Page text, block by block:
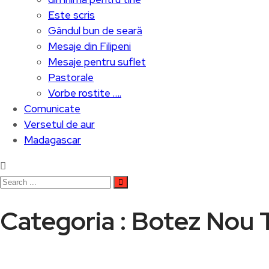
Este scris
Gândul bun de seară
Mesaje din Filipeni
Mesaje pentru suflet
Pastorale
Vorbe rostite ….
Comunicate
Versetul de aur
Madagascar
Categoria : Botez Nou